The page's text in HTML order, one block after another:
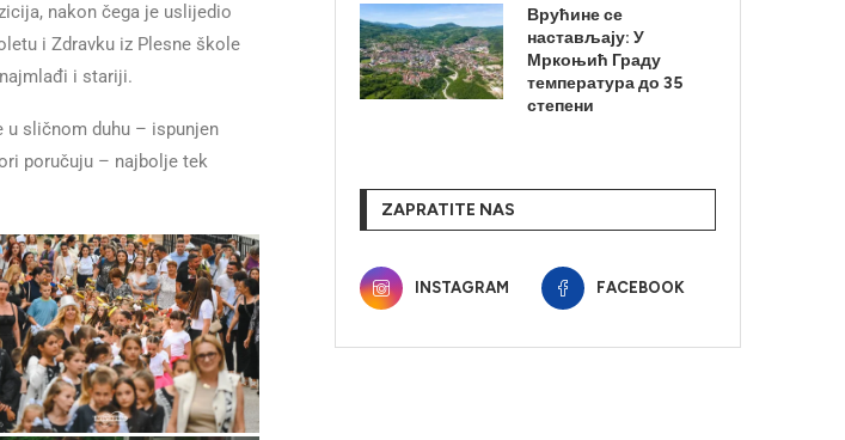
nakon čega je uslijedio
i Zdravku iz Plesne škole
i stariji.
u sličnom duhu – ispunjen
poručuju – najbolje tek
Врућине се
настављају: У
Мркоњић Граду
температура до 35
степени
ZAPRATITE NAS
INSTAGRAM FACEBOOK